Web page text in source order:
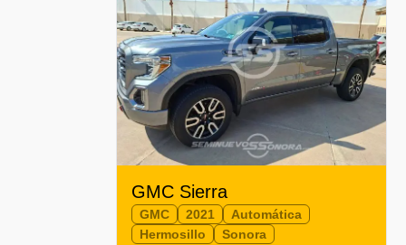
GMC Sierra
GMC 2021
Automática
Hermosillo
Sonora